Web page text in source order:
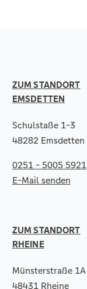
ZUM STANDORT
EMSDETTEN
Schulstaße 1-3
48282 Emsdetten
0251 - 5005 5921
E-Mail senden
ZUM STANDORT
RHEINE
Münsterstraße 1A
48431 Rheine